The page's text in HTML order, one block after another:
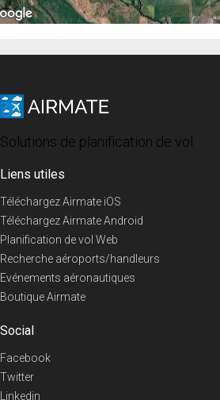
Solutions de planification de vol
Liens utiles
Téléchargez Airmate iOS
Téléchargez Airmate Android
Planification de vol Web
Recherche aéroports/handleurs
Evénements aéronautiques
Boutique Airmate
Social
Facebook
Twitter
Linkedin